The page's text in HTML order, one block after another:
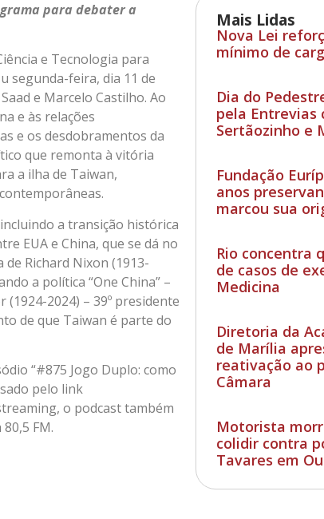
Mais Lidas
Nova Lei
mínimo de
Dia do
pela Entrevias
Sertãozinho e
Fundação
anos
marcou sua
Rio concentra
de casos de
Medicina
Diretoria da
de Marília
reativação ao
Câmara
Motorista
colidir contra
Tavares em
para debater a
e Tecnologia para
segunda-feira, dia 11 de
e Marcelo Castilho. Ao
e às relações
e os desdobramentos da
que remonta à vitória
a ilha de Taiwan,
a transição histórica
EUA e China, que se dá no
Richard Nixon (1913-
a política “One China” –
2024) – 39º presidente
de que Taiwan é parte do
“#875 Jogo Duplo: como
pelo link
o podcast também
FM.